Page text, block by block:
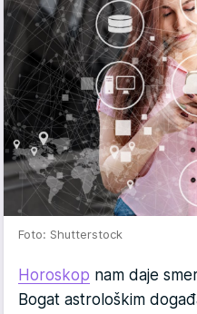
Foto: Shutterstock
Horoskop nam daje
Bogat astrološkim